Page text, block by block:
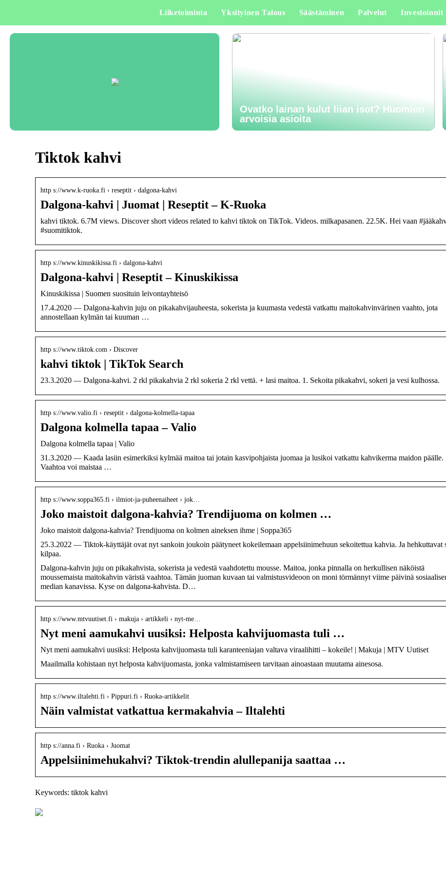
Liiketoiminta Yksityinen Talous Säästäminen Palvelut Investoinnit
Ovatko lainan kulut liian isot? Huomion
arvoisia asioita
Tiktok kahvi
http s://www.k-ruoka.fi › reseptit › dalgona-kahvi
Dalgona-kahvi | Juomat | Reseptit – K-Ruoka
kahvi tiktok. 6.7M views. Discover short videos related to kahvi tiktok on TikTok. Videos. milkapasanen. 22.5K. Hei vaan
#suomitiktok.
http s://www.kinuskikissa.fi › dalgona-kahvi
Dalgona-kahvi | Reseptit – Kinuskikissa
Kinuskikissa | Suomen suosituin leivontayhteisö
17.4.2020 — Dalgona-kahvin juju on pikakahvijauheesta, sokerista ja kuumasta vedestä vatkattu maitokahvinvärinen vaahto, jota
annostellaan kylmän tai kuuman …
http s://www.tiktok.com › Discover
kahvi tiktok | TikTok Search
23.3.2020 — Dalgona-kahvi. 2 rkl pikakahvia 2 rkl sokeria 2 rkl vettä. + lasi maitoa. 1. Sekoita pikakahvi, sokeri ja vesi kulhossa.
http s://www.valio.fi › reseptit › dalgona-kolmella-tapaa
Dalgona kolmella tapaa – Valio
Dalgona kolmella tapaa | Valio
31.3.2020 — Kaada lasiin esimerkiksi kylmää maitoa tai jotain kasvipohjaista juomaa ja lusikoi vatkattu kahvikerma maidon päälle.
Vaahtoa voi maistaa …
http s://www.soppa365.fi › ilmiot-ja-puheenaiheet › jok…
Joko maistoit dalgona-kahvia? Trendijuoma on kolmen …
Joko maistoit dalgona-kahvia? Trendijuoma on kolmen aineksen ihme | Soppa365
25.3.2022 — Tiktok-käyttäjät ovat nyt sankoin joukoin päätyneet kokeilemaan appelsiinimehuun sekoitettua kahvia. Ja hehkuttavat
kilpaa.
Dalgona-kahvin juju on pikakahvista, sokerista ja vedestä vaahdotettu mousse. Maitoa, jonka pinnalla on herkullisen näköistä
moussemaista maitokahvin väristä vaahtoa. Tämän juoman kuvaan tai valmistusvideoon on moni törmännyt viime päivinä
median kanavissa. Kyse on dalgona-kahvista. D…
http s://www.mtvuutiset.fi › makuja › artikkeli › nyt-me…
Nyt meni aamukahvi uusiksi: Helposta kahvijuomasta tuli …
Nyt meni aamukahvi uusiksi: Helposta kahvijuomasta tuli karanteeniajan valtava viraalihitti – kokeile! | Makuja | MTV Uutiset
Maailmalla kohistaan nyt helposta kahvijuomasta, jonka valmistamiseen tarvitaan ainoastaan muutama ainesosa.
http s://www.iltalehti.fi › Pippuri.fi › Ruoka-artikkelit
Näin valmistat vatkattua kermakahvia – Iltalehti
http s://anna.fi › Ruoka › Juomat
Appelsiinimehukahvi? Tiktok-trendin alullepanija saattaa …
Keywords: tiktok kahvi